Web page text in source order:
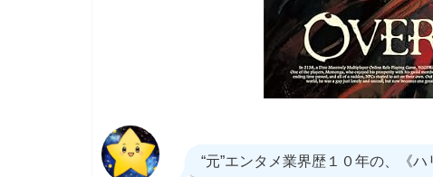
“元”エンタメ業界歴１０年の、《